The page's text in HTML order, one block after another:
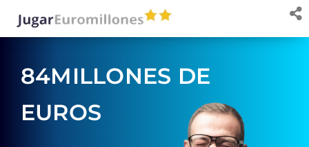
84MILLONES DE
EUROS